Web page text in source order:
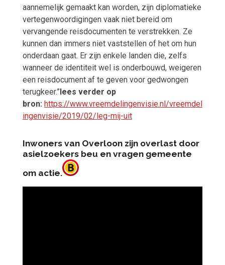
aannemelijk gemaakt kan worden, zijn diplomatieke
vertegenwoordigingen vaak niet bereid om
vervangende reisdocumenten te verstrekken. Ze
kunnen dan immers niet vaststellen of het om hun
onderdaan gaat. Er zijn enkele landen die, zelfs
wanneer de identiteit wel is onderbouwd, weigeren
een reisdocument af te geven voor gedwongen
terugkeer.”lees verder op
bron: https://www.vreemdelingenvisie.nl/vreemdel
ingenvisie/2019/02/leg-mij-uit
Inwoners van Overloon zijn overlast door
asielzoekers beu en vragen gemeente
om actie.